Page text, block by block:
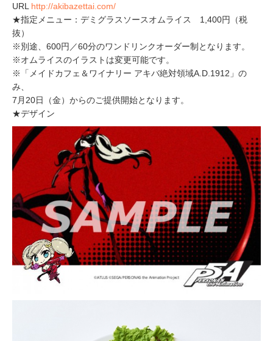
URL http://akibazettai.com/
★指定メニュー：デミグラスソースオムライス 1,400円（税
抜）
※別途、600円／60分のワンドリンクオーダー制となります。
※オムライスのイラストは変更可能です。
※「メイドカフェ＆ワイナリー アキバ絶対領域A.D.1912」の
み、
7月20日（金）からのご提供開始となります。
★デザイン